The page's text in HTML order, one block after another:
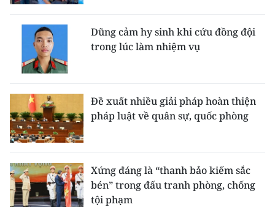
Dũng cảm hy sinh khi cứu đồng đội
trong lúc làm nhiệm vụ
Đề xuất nhiều giải pháp hoàn thiện
pháp luật về quân sự, quốc phòng
Xứng đáng là “thanh bảo kiếm sắc
bén” trong đấu tranh phòng, chống
tội phạm